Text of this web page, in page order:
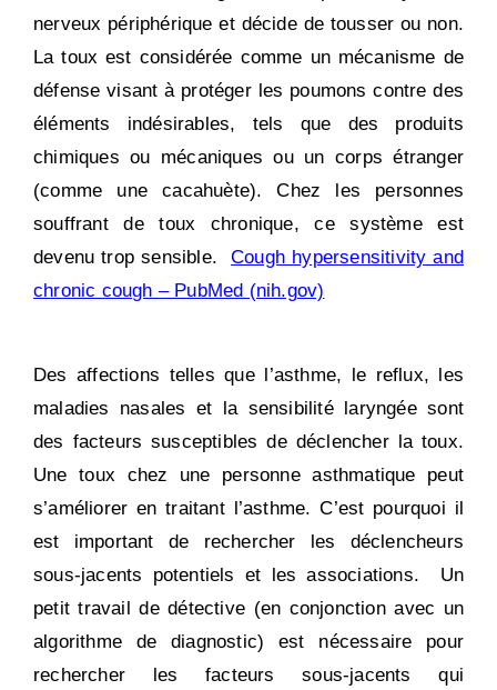
nerveux périphérique et décide de tousser ou non.
La toux est considérée comme un mécanisme de
défense visant à protéger les poumons contre des
éléments indésirables, tels que des produits
chimiques ou mécaniques ou un corps étranger
(comme une cacahuète). Chez les personnes
souffrant de toux chronique, ce système est
devenu trop sensible.Cough hypersensitivity and
chronic cough – PubMed (nih.gov)
Des affections telles que l’asthme, le reflux, les
maladies nasales et la sensibilité laryngée sont
des facteurs susceptibles de déclencher la toux.
Une toux chez une personne asthmatique peut
s’améliorer en traitant l’asthme. C’est pourquoi il
est important de rechercher les déclencheurs
sous-jacents potentiels et les associations. Un
petit travail de détective (en conjonction avec un
algorithme de diagnostic) est nécessaire pour
rechercher les facteurs sous-jacents qui